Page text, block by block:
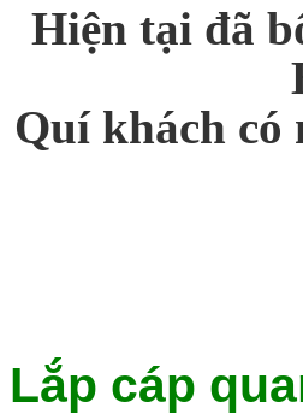
Hiện tại đã
Quí khách
Lắp cáp